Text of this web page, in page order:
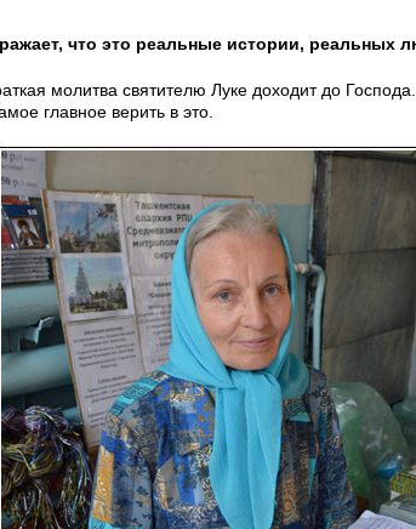
что это реальные истории, реальных
молитва святителю Луке доходит до
главное верить в это.